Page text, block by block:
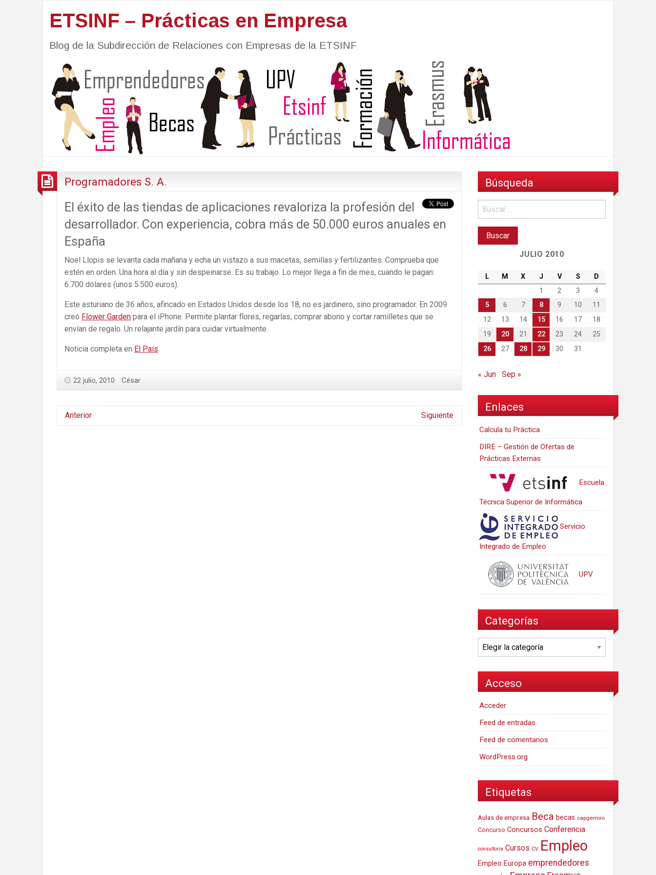
ETSINF – Prácticas en Empresa
Blog de la Subdirección de Relaciones con Empresas de la ETSINF
Programadores S. A.
El éxito de las tiendas de aplicaciones revaloriza la profesión del
desarrollador. Con experiencia, cobra más de 50.000 euros anuales en
España
Noel Llopis se levanta cada mañana y echa un vistazo a sus macetas, semillas y fertilizantes. Comprueba que
estén en orden. Una hora al día y sin despeinarse. Es su trabajo. Lo mejor llega a fin de mes, cuando le pagan:
6.700 dólares (unos 5.500 euros).
Este asturiano de 36 años, afincado en Estados Unidos desde los 18, no es jardinero, sino programador. En 2009
creó Flower Garden para el iPhone. Permite plantar flores, regarlas, comprar abono y cortar ramilletes que se
envían de regalo. Un relajante jardín para cuidar virtualmente.
Noticia completa en El País
22 julio, 2010 César
Anterior Siguiente
Búsqueda
JULIO 2010
L M X J V S
D
1
2 3
4
5
6 7 8 9 10
11
12
13 14 15 16 17
18
19
20 21 22 23 24
25
26
27 28 29 30 31
« Jun Sep »
Enlaces
Calcula tu Práctica
DIRE – Gestión de Ofertas de
Prácticas Externas
Escuela
Técnica Superior de Informática
Servicio
Integrado de Empleo
UPV
Categorías
Categorías
Acceso
Acceder
Feed de entradas
Feed de comentarios
WordPress.org
Etiquetas
Aulas de empresa Beca becas capgemini
Concurso Concursos Conferencia
consultoria Cursos CV Empleo
Empleo Europa emprendedores